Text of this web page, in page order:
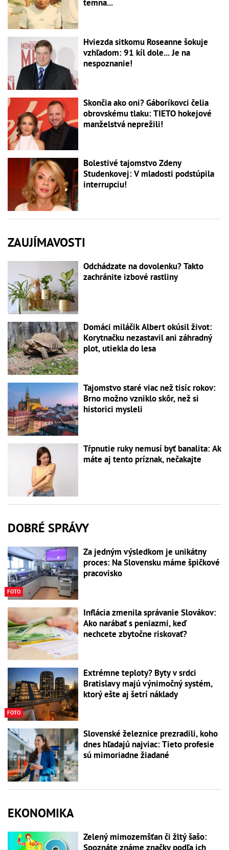
temna...
Hviezda sitkomu Roseanne šokuje
vzhľadom: 91 kíl dole... Je na
nespoznanie!
Skončia ako oni? Gáboríkovci čelia
obrovskému tlaku: TIETO hokejové
manželstvá neprežili!
Bolestivé tajomstvo Zdeny
Studenkovej: V mladosti podstúpila
interrupciu!
ZAUJÍMAVOSTI
Odchádzate na dovolenku? Takto
zachránite izbové rastliny
Domáci miláčik Albert okúsil život:
Korytnačku nezastavil ani záhradný
plot, utiekla do lesa
Tajomstvo staré viac než tisíc rokov:
Brno možno vzniklo skôr, než si
historici mysleli
Tŕpnutie ruky nemusí byť banalita: Ak
máte aj tento príznak, nečakajte
DOBRÉ SPRÁVY
FOTO
Za jedným výsledkom je unikátny
proces: Na Slovensku máme špičkové
pracovisko
Inflácia zmenila správanie Slovákov:
Ako narábať s peniazmi, keď
nechcete zbytočne riskovať?
FOTO
Extrémne teploty? Byty v srdci
Bratislavy majú výnimočný systém,
ktorý ešte aj šetrí náklady
Slovenské železnice prezradili, koho
dnes hľadajú najviac: Tieto profesie
sú mimoriadne žiadané
EKONOMIKA
Zelený mimozemšťan či žltý šašo:
Spoznáte známe značky podľa ich